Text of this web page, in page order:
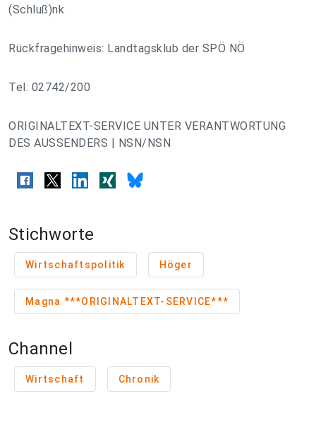
(Schluß)nk
Rückfragehinweis: Landtagsklub der SPÖ NÖ
Tel: 02742/200
ORIGINALTEXT-SERVICE UNTER VERANTWORTUNG
DES AUSSENDERS | NSN/NSN
Stichworte
Wirtschaftspolitik Höger
Magna ***ORIGINALTEXT-SERVICE***
Channel
Wirtschaft Chronik